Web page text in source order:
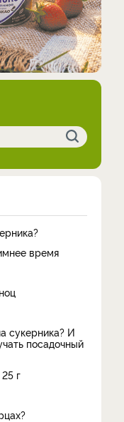
время
сукерника? И
посадочный
г